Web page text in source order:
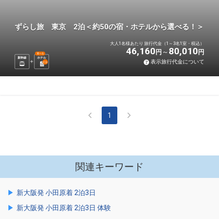
ずらし旅 東京 2泊＜約50の宿・ホテルから選べる！＞
新幹線 ホテル
選べる
2泊
大人1名様あたり 旅行代金（1～3名1室・税込）
46,160 円 80,010 円
表示旅行代金について
1
関連キーワード
新大阪発 小田原着 2泊3日
新大阪発 小田原着 2泊3日 体験